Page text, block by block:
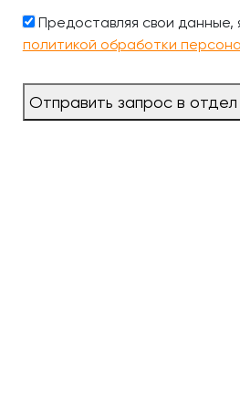
Предоставляя свои данные,
политикой обработки
Отправить запрос в